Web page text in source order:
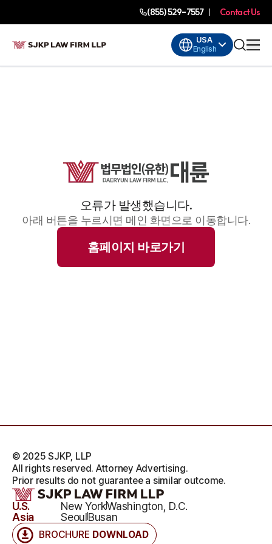
(855) 529-7557 Contact Us
USA
English
오류가 발생했습니다.
아래 버튼을 누르시면 메인 화면으로 이동합니다.
홈페이지 바로가기
BROCHURE DOWNLOAD
U.S. New YorkWashington, D.C.
Asia
SeoulBusan
© 2025 SJKP, LLP
All rights reserved. Attorney Advertising.
Prior results do not guarantee a similar outcome.